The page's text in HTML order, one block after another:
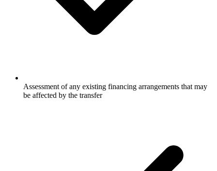
Assessment of any existing financing arrangements that may
be affected by the transfer